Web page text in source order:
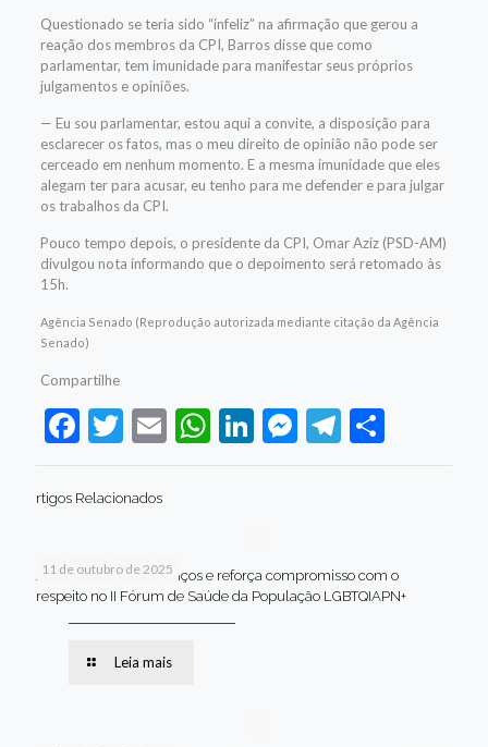
Questionado se teria sido “infeliz” na afirmação que gerou a
reação dos membros da CPI, Barros disse que como
parlamentar, tem imunidade para manifestar seus próprios
julgamentos e opiniões.
— Eu sou parlamentar, estou aqui a convite, a disposição para
esclarecer os fatos, mas o meu direito de opinião não pode ser
cerceado em nenhum momento. E a mesma imunidade que eles
alegam ter para acusar, eu tenho para me defender e para julgar
os trabalhos da CPI.
Pouco tempo depois, o presidente da CPI, Omar Aziz (PSD-AM)
divulgou nota informando que o depoimento será retomado às
15h.
Agência Senado (Reprodução autorizada mediante citação da Agência
Senado)
Compartilhe
Facebook
Twitter
EmailWhatsApp
LinkedIn
Messenger
Telegram
Share
rtigos Relacionados
11 de outubro de 2025
Jaboatão celebra avanços e reforça compromisso com o
respeito no II Fórum de Saúde da População LGBTQIAPN+
Leia mais